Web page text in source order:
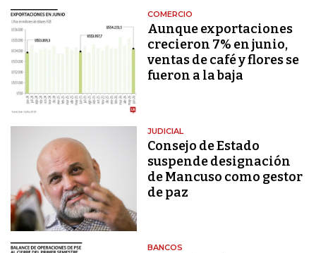
COMERCIO
Aunque exportaciones
crecieron 7% en junio,
ventas de café y flores se
fueron a la baja
JUDICIAL
Consejo de Estado
suspende designación
de Mancuso como gestor
de paz
BANCOS